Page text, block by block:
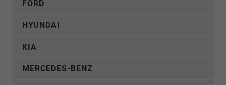
FORD
HYUNDAI
KIA
MERCEDES-BENZ